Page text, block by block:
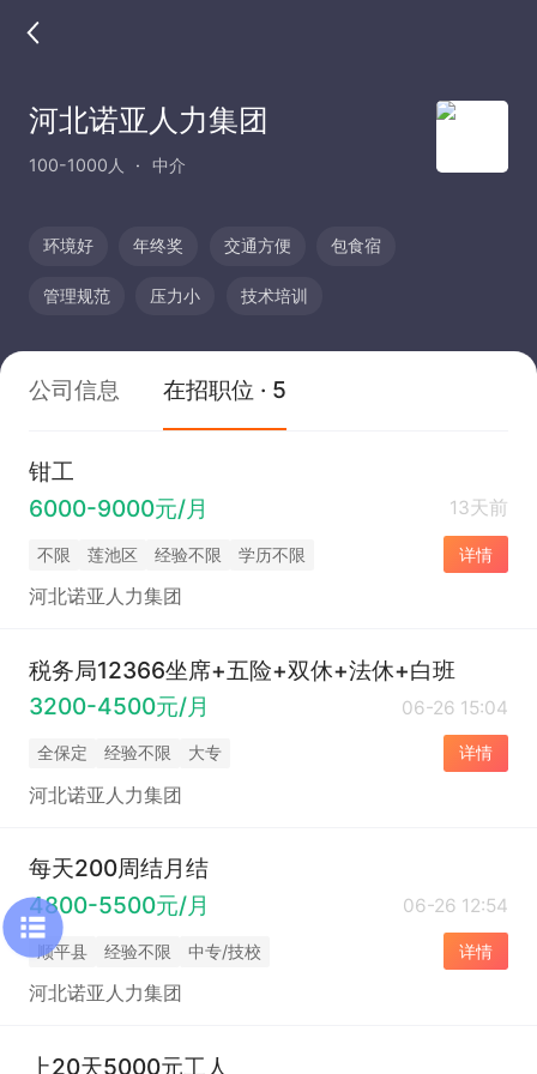
河北诺亚人力集团
100-1000人 中介
环境好 年终奖 交通方便 包食宿
管理规范 压力小 技术培训
公司信息 在招职位 · 5
钳工
6000-9000元/月
13天前
不限 莲池区 经验不限 学历不限 详情
河北诺亚人力集团
税务局12366坐席+五险+双休+法休+白班
3200-4500元/月
06-26 15:04
全保定 经验不限 大专 详情
河北诺亚人力集团
每天200周结月结
4800-5500元/月
06-26 12:54
顺平县 经验不限 中专/技校 详情
河北诺亚人力集团
上20天5000元工人